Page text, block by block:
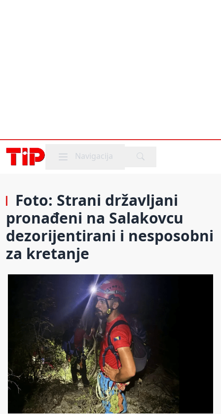
Mobile menu
Navigacija
Foto: Strani državljani
pronađeni na Salakovcu
dezorijentirani i nesposobni
za kretanje